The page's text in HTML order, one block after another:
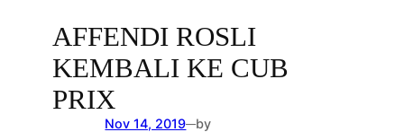
AFFENDI ROSLI
KEMBALI KE CUB
PRIX
Nov 14, 2019—by